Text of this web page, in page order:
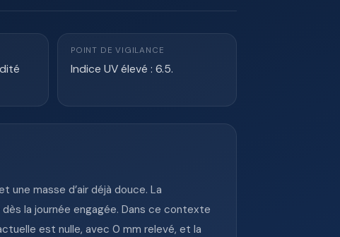
POINT DE VIGILANCE
Indice UV élevé : 6.5.
une masse d’air déjà douce. La
la journée engagée. Dans ce contexte
est nulle, avec 0 mm relevé, et la